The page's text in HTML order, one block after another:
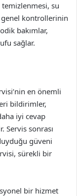
su
kontrollerinin
bakımlar,
sağlar.
en önemli
bildirimler,
iyi cevap
sonrası
güveni
sürekli bir
bir hizmet